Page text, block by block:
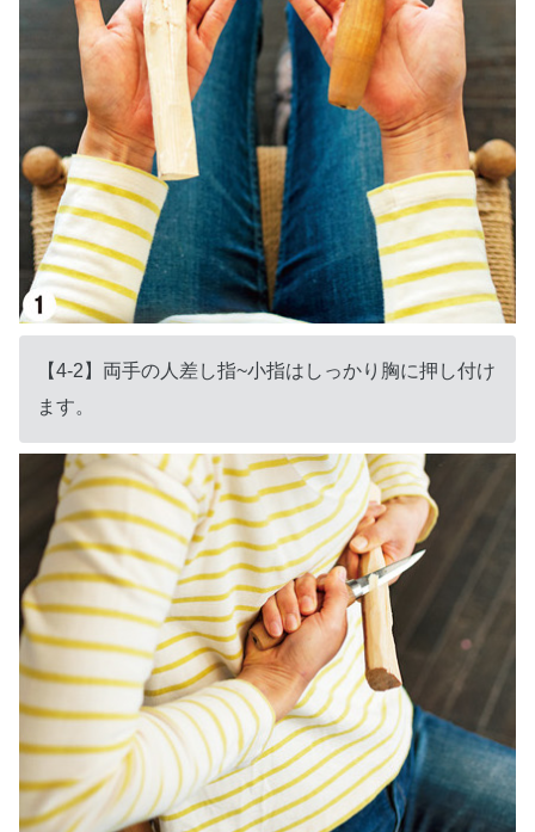
【4-2】両手の人差し指~小指はしっかり胸に押し付け
ます。